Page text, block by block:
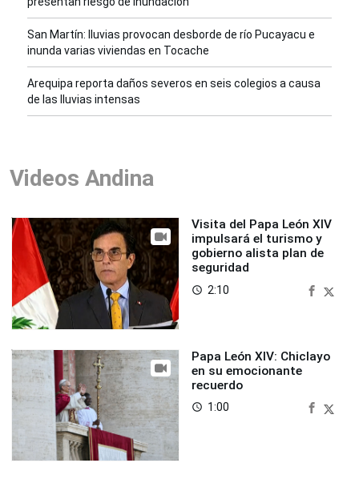
San Martín: lluvias provocan desborde de río Pucayacu e
inunda varias viviendas en Tocache
Arequipa reporta daños severos en seis colegios a causa
de las lluvias intensas
Videos Andina
Visita del Papa León XIV
impulsará el turismo y
gobierno alista plan de
seguridad
access_time 2:10
Papa León XIV: Chiclayo
en su emocionante
recuerdo
access_time 1:00